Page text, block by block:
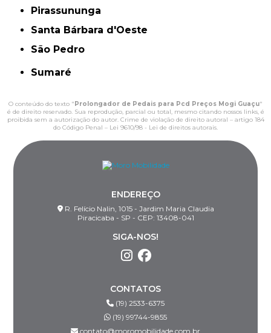
Pirassununga
Santa Bárbara d'Oeste
São Pedro
Sumaré
O conteúdo do texto "Prolongador de Pedais para Pcd Preços Mogi Guaçu"
é de direito reservado. Sua reprodução, parcial ou total, mesmo citando nossos links, é
proibida sem a autorização do autor. Crime de violação de direito autoral – artigo 184
do Código Penal – Lei 9610/98 - Lei de direitos autorais.
ENDEREÇO
R. Felício Nalin, 1015 - Jardim Maria Claudia
Piracicaba - SP - CEP: 13408-041
SIGA-NOS!
CONTATOS
(19) 2533-6375
(19) 99744-9855
contato@moromobilidade.com.br